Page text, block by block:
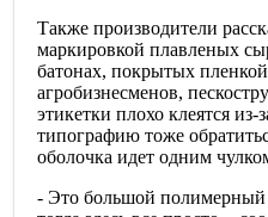
Также производители
маркировкой плавленых
батонах, покрытых
агробизнесменов,
этикетки плохо клеятся
типографию тоже
оболочка идет одним
- Это большой полимерный